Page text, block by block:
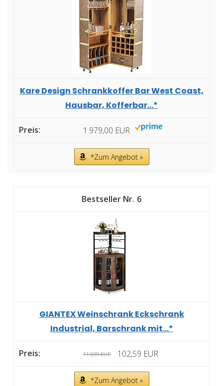
Kare Design Schrankkoffer Bar West Coast,
Hausbar, Kofferbar...*
1.979,00 EUR
*Zum Angebot »
6
GIANTEX Weinschrank Eckschrank
Industrial, Barschrank mit...*
113,99 EUR 102,59 EUR
*Zum Angebot »